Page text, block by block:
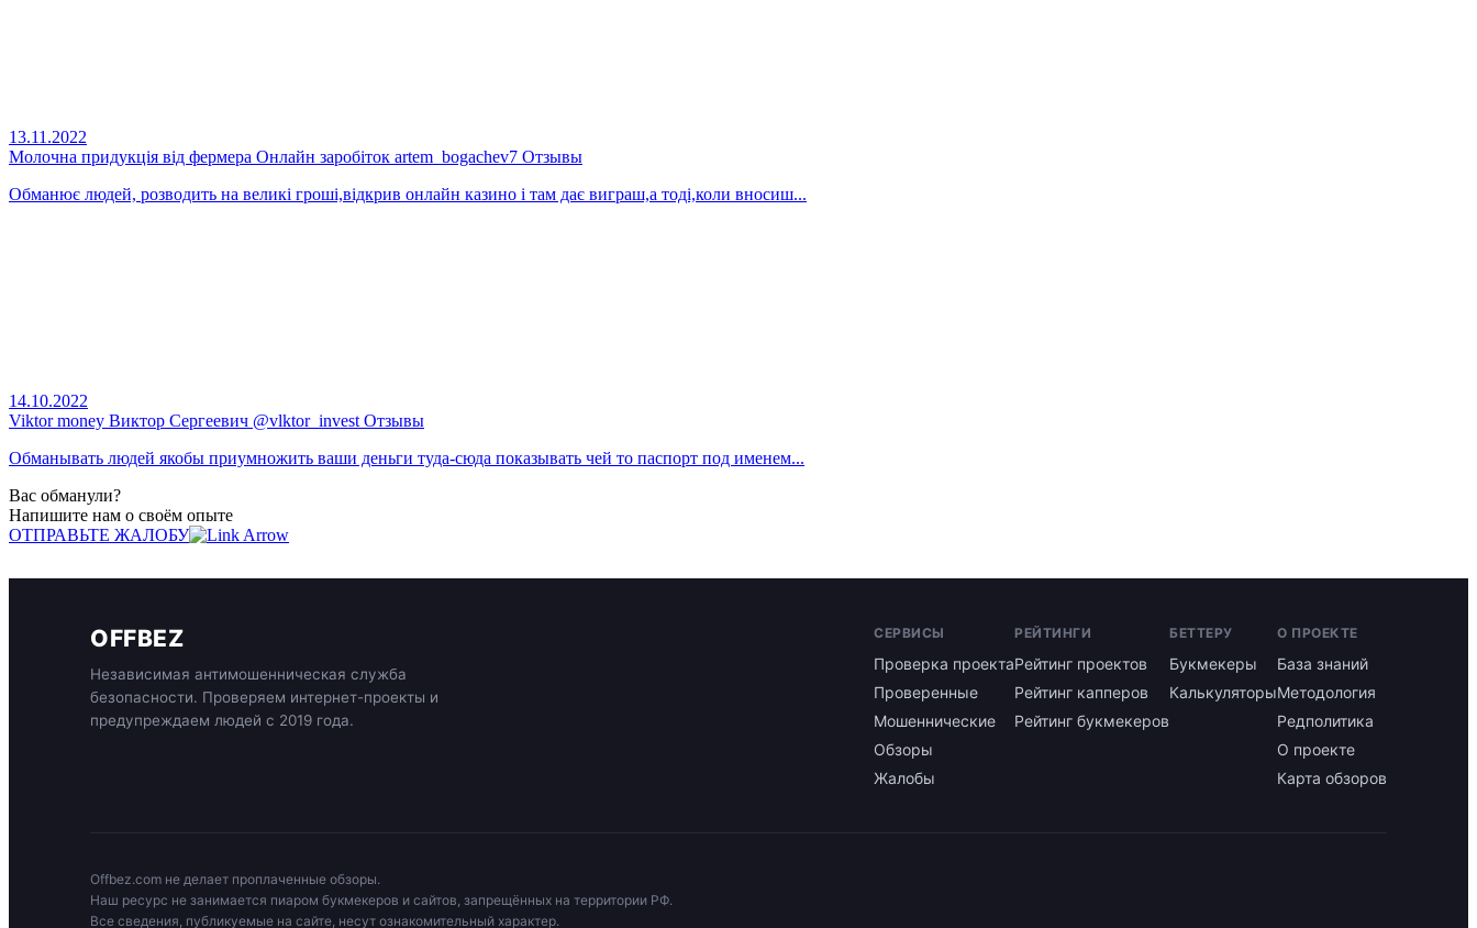
13.11.2022
Молочна придукція від фермера Онлайн заробіток artem_bogachev7 Отзывы
Обманює людей, розводить на великі гроші,відкрив онлайн казино і там дає виграш,а тоді,коли вносиш...
14.10.2022
Viktor money Виктор Сергеевич @vlktor_invest Отзывы
Обманывать людей якобы приумножить ваши деньги туда-сюда показывать чей то паспорт под именем...
Вас обманули?
Напишите нам о своём опыте
ОТПРАВЬТЕ ЖАЛОБУ
OFFBEZ
Независимая антимошенническая служба
безопасности. Проверяем интернет-проекты и
предупреждаем людей с 2019 года.
СЕРВИСЫ
Проверка проекта
Проверенные
Мошеннические
Обзоры
Жалобы
РЕЙТИНГИ
Рейтинг проектов
Рейтинг капперов
Рейтинг букмекеров
БЕТТЕРУ
Букмекеры
Калькуляторы
О ПРОЕКТЕ
База знаний
Методология
Редполитика
О проекте
Карта обзоров
Offbez.com не делает проплаченные обзоры.
Наш ресурс не занимается пиаром букмекеров и сайтов, запрещённых на территории РФ.
Все сведения, публикуемые на сайте, несут ознакомительный характер.